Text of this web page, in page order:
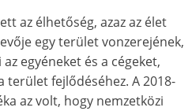
az élhetőség, azaz az élet
egy terület vonzerejének,
egyéneket és a cégeket,
fejlődéséhez. A 2018-
az volt, hogy nemzetközi